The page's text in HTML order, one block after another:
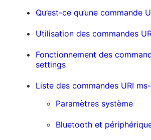
Qu’est-ce qu’une commande
Utilisation des commandes
Fonctionnement des
settings
Liste des commandes URI
Paramètres système
Bluetooth et